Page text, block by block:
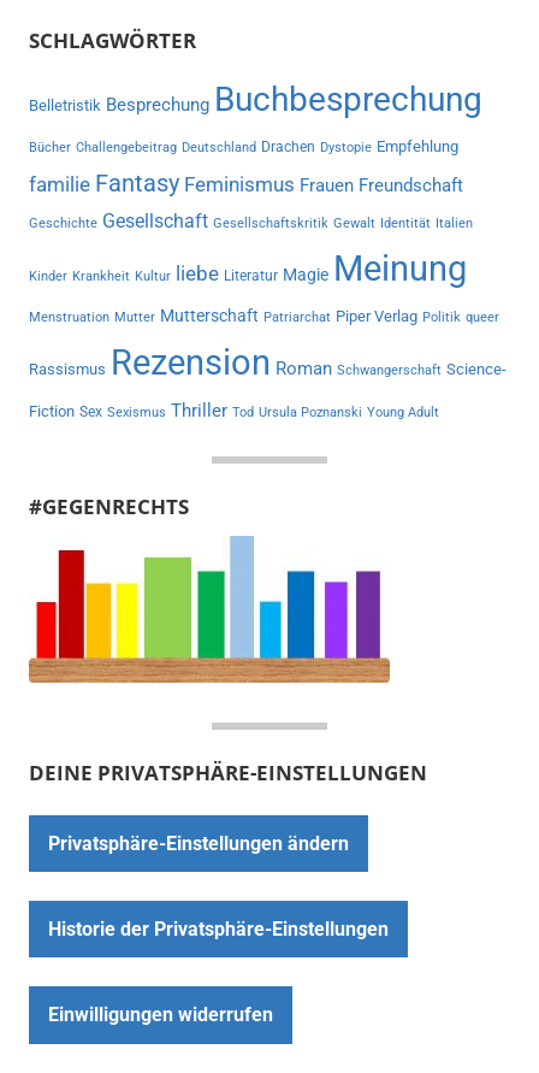
SCHLAGWÖRTER
Belletristik Besprechung Buchbesprechung
Bücher Challengebeitrag Deutschland Drachen Dystopie Empfehlung
familie Fantasy Feminismus Frauen Freundschaft
Geschichte Gesellschaft Gesellschaftskritik Gewalt Identität Italien
Kinder Krankheit Kultur liebe Literatur Magie Meinung
Menstruation Mutter Mutterschaft Patriarchat Piper Verlag Politik queer
Rassismus Rezension Roman Schwangerschaft Science-
Fiction Sex Sexismus Thriller Tod Ursula Poznanski Young Adult
#GEGENRECHTS
DEINE PRIVATSPHÄRE-EINSTELLUNGEN
Privatsphäre-Einstellungen ändern
Historie der Privatsphäre-Einstellungen
Einwilligungen widerrufen